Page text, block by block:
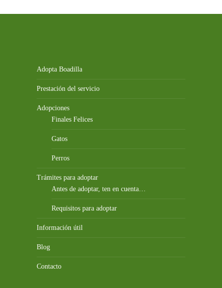
Adopta Boadilla
Prestación del servicio
Adopciones
Finales Felices
Gatos
Perros
Trámites para adoptar
Antes de adoptar, ten en cuenta…
Requisitos para adoptar
Información útil
Blog
Contacto